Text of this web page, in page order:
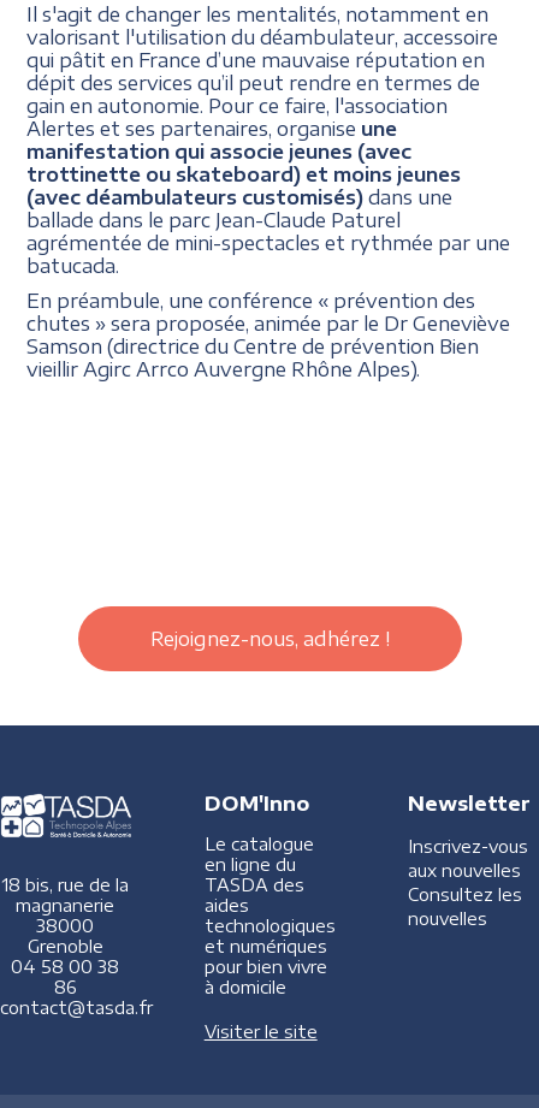
Il s'agit de changer les mentalités, notamment en
valorisant l'utilisation du déambulateur, accessoire
qui pâtit en France d’une mauvaise réputation en
dépit des services qu’il peut rendre en termes de
gain en autonomie. Pour ce faire, l'association
Alertes et ses partenaires, organise une
manifestation qui associe jeunes (avec
trottinette ou skateboard) et moins jeunes
(avec déambulateurs customisés) dans une
ballade dans le parc Jean-Claude Paturel
agrémentée de mini-spectacles et rythmée par une
batucada.
En préambule, une conférence « prévention des
chutes » sera proposée, animée par le Dr Geneviève
Samson (directrice du Centre de prévention Bien
vieillir Agirc Arrco Auvergne Rhône Alpes).
Rejoignez-nous, adhérez !
18 bis, rue de la
magnanerie
38000
Grenoble
04 58 00 38
86
contact@tasda.fr
DOM'Inno
Le catalogue
en ligne du
TASDA des
aides
technologiques
et numériques
pour bien vivre
à domicile
Visiter le site
Newsletter
Inscrivez-vous
aux nouvelles
Consultez les
nouvelles